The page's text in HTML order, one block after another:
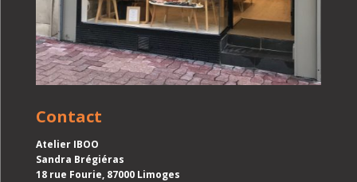
Contact
Atelier IBOO
Sandra Brégiéras
18 rue Fourie, 87000 Limoges